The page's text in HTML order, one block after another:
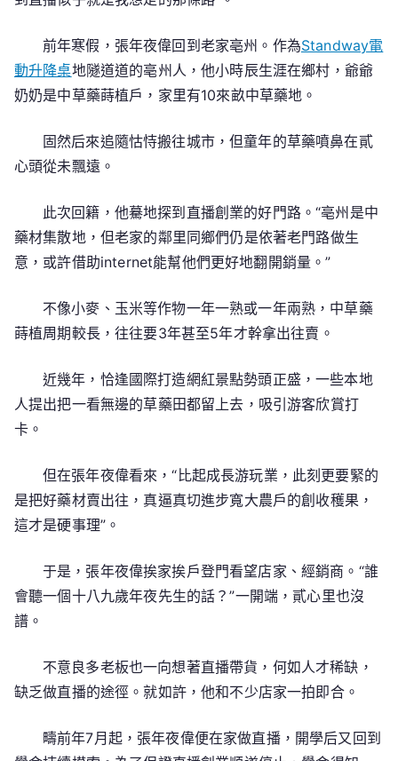
前年寒假，張年夜偉回到老家亳州。作為Standway電
動升降桌地隧道道的亳州人，他小時辰生涯在鄉村，爺爺
奶奶是中草藥蒔植戶，家里有10來畝中草藥地。
固然后來追隨怙恃搬往城市，但童年的草藥噴鼻在貳
心頭從未飄遠。
此次回籍，他驀地探到直播創業的好門路。“亳州是中
藥材集散地，但老家的鄰里同鄉們仍是依著老門路做生
意，或許借助internet能幫他們更好地翻開銷量。”
不像小麥、玉米等作物一年一熟或一年兩熟，中草藥
蒔植周期較長，往往要3年甚至5年才幹拿出往賣。
近幾年，恰逢國際打造網紅景點勢頭正盛，一些本地
人提出把一看無邊的草藥田都留上去，吸引游客欣賞打
卡。
但在張年夜偉看來，“比起成長游玩業，此刻更要緊的
是把好藥材賣出往，真逼真切進步寬大農戶的創收穫果，
這才是硬事理”。
于是，張年夜偉挨家挨戶登門看望店家、經銷商。“誰
會聽一個十八九歲年夜先生的話？”一開端，貳心里也沒
譜。
不意良多老板也一向想著直播帶貨，何如人才稀缺，
缺乏做直播的途徑。就如許，他和不少店家一拍即合。
疇前年7月起，張年夜偉便在家做直播，開學后又回到